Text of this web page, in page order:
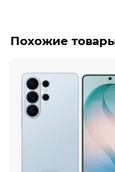
Похожие